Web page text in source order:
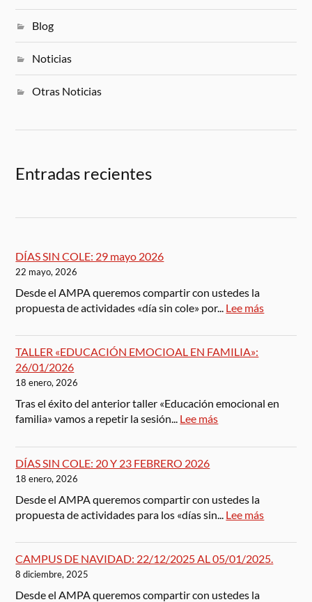
Blog
Noticias
Otras Noticias
Entradas recientes
DÍAS SIN COLE: 29 mayo 2026
22 mayo, 2026
Desde el AMPA queremos compartir con ustedes la
propuesta de actividades «día sin cole» por... Lee más
TALLER «EDUCACIÓN EMOCIOAL EN FAMILIA»:
26/01/2026
18 enero, 2026
Tras el éxito del anterior taller «Educación emocional en
familia» vamos a repetir la sesión... Lee más
DÍAS SIN COLE: 20 Y 23 FEBRERO 2026
18 enero, 2026
Desde el AMPA queremos compartir con ustedes la
propuesta de actividades para los «días sin... Lee más
CAMPUS DE NAVIDAD: 22/12/2025 AL 05/01/2025.
8 diciembre, 2025
Desde el AMPA queremos compartir con ustedes la